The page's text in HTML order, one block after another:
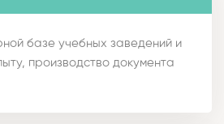
базе учебных заведений и
производство документа